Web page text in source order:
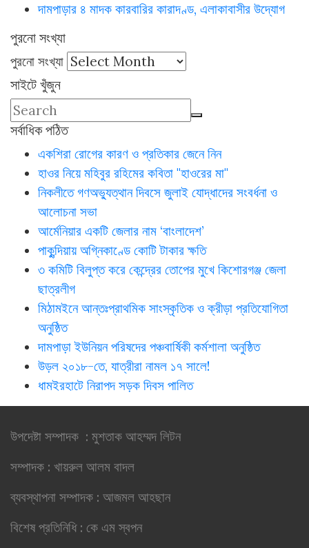
দামপাড়ার ৪ মাদক কারবারির কারাদণ্ড, এলাকাবাসীর উদ্যোগ
পুরনো সংখ্যা
পুরনো সংখ্যা
সাইটে খুঁজুন
সর্বাধিক পঠিত
একশিরা রোগের কারণ ও প্রতিকার জেনে নিন
হাওর নিয়ে মহিবুর রহিমের কবিতা "হাওরের মা"
নিকলীতে গণঅভ্যুত্থান দিবসে জুলাই যোদ্ধাদের সংবর্ধনা ও
আলোচনা সভা
আর্মেনিয়ার একটি জেলার নাম ‘বাংলাদেশ’
পাকুন্দিয়ায় অগ্নিকাণ্ডে কোটি টাকার ক্ষতি
৩ কমিটি বিলুপ্ত করে কেন্দ্রের তোপের মুখে কিশোরগঞ্জ জেলা
ছাত্রলীগ
মিঠামইনে আন্তঃপ্রাথমিক সাংস্কৃতিক ও ক্রীড়া প্রতিযোগিতা
অনুষ্ঠিত
দামপাড়া ইউনিয়ন পরিষদের পঞ্চবার্ষিকী কর্মশালা অনুষ্ঠিত
উড়ল ২০১৮-তে, যাত্রীরা নামল ১৭ সালে!
ধামইরহাটে নিরাপদ সড়ক দিবস পালিত
উপদেষ্টা সম্পাদক : মুশতাক আহম্মদ লিটন
সম্পাদক : খায়রুল আলম বাদল
ব্যবস্থাপনা সম্পাদক : আজমল আহছান
বিশেষ প্রতিনিধি : কে এম স্বপন